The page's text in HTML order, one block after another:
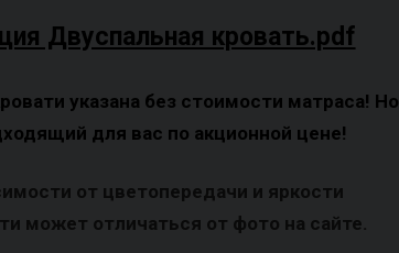
Двуспальная кровать.pdf
указана без стоимости матраса! Но
для вас по акционной цене!
от цветопередачи и яркости
может отличаться от фото на сайте.